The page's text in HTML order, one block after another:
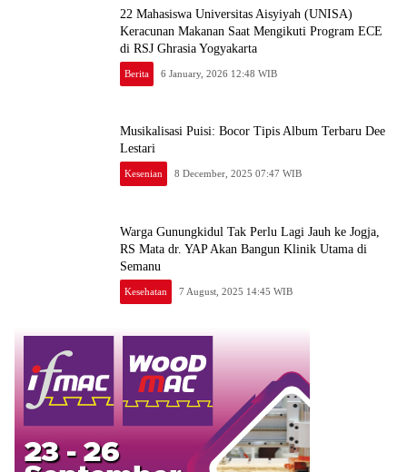
22 Mahasiswa Universitas Aisyiyah (UNISA)
Keracunan Makanan Saat Mengikuti Program ECE
di RSJ Ghrasia Yogyakarta
Berita 6 January, 2026 12:48 WIB
Musikalisasi Puisi: Bocor Tipis Album Terbaru Dee
Lestari
Kesenian 8 December, 2025 07:47 WIB
Warga Gunungkidul Tak Perlu Lagi Jauh ke Jogja,
RS Mata dr. YAP Akan Bangun Klinik Utama di
Semanu
Kesehatan 7 August, 2025 14:45 WIB